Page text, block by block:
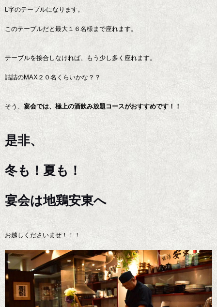
L字のテーブルになります。
このテーブルだと最大１６名様まで座れます。
テーブルを接合しなければ、もう少し多く座れます。
詰詰のMAX２０名くらいかな？？
そう、 宴会では、極上の酒飲み放題コースがおすすめです！！
是非、
冬も！夏も！
宴会は地鶏安東へ
お越しくださいませ！！！